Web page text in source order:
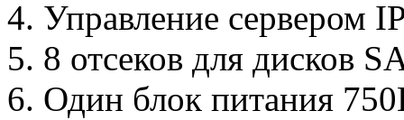
4. Управление сервером
5. 8 отсеков для дисков
6. Один блок питания